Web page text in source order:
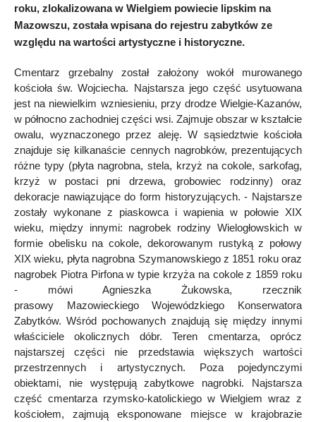
roku, zlokalizowana w Wielgiem powiecie lipskim na
Mazowszu, została wpisana do rejestru zabytków ze
względu na wartości artystyczne i historyczne.
Cmentarz grzebalny został założony wokół murowanego
kościoła św. Wojciecha. Najstarsza jego część usytuowana
jest na niewielkim wzniesieniu, przy drodze Wielgie-Kazanów,
w północno zachodniej części wsi. Zajmuje obszar w kształcie
owalu, wyznaczonego przez aleję. W sąsiedztwie kościoła
znajduje się kilkanaście cennych nagrobków, prezentujących
różne typy (płyta nagrobna, stela, krzyż na cokole, sarkofag,
krzyż w postaci pni drzewa, grobowiec rodzinny) oraz
dekoracje nawiązujące do form historyzujących. - Najstarsze
zostały wykonane z piaskowca i wapienia w połowie XIX
wieku, między innymi: nagrobek rodziny Wielogłowskich w
formie obelisku na cokole, dekorowanym rustyką z połowy
XIX wieku, płyta nagrobna Szymanowskiego z 1851 roku oraz
nagrobek Piotra Pirfona w typie krzyża na cokole z 1859 roku
- mówi Agnieszka Żukowska, rzecznik
prasowy Mazowieckiego Wojewódzkiego Konserwatora
Zabytków. Wśród pochowanych znajdują się między innymi
właściciele okolicznych dóbr. Teren cmentarza, oprócz
najstarszej części nie przedstawia większych wartości
przestrzennych i artystycznych. Poza pojedynczymi
obiektami, nie występują zabytkowe nagrobki. Najstarsza
część cmentarza rzymsko-katolickiego w Wielgiem wraz z
kościołem, zajmują eksponowane miejsce w krajobrazie